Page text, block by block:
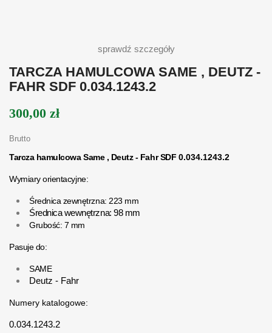
sprawdź szczegóły
TARCZA HAMULCOWA SAME , DEUTZ -
FAHR SDF 0.034.1243.2
300,00 zł
Brutto
Tarcza hamulcowa Same , Deutz - Fahr SDF 0.034.1243.2
Wymiary orientacyjne:
Średnica zewnętrzna: 223 mm
Średnica wewnętrzna: 98 mm
Grubość: 7 mm
Pasuje do:
SAME
Deutz - Fahr
Numery katalogowe:
0.034.1243.2